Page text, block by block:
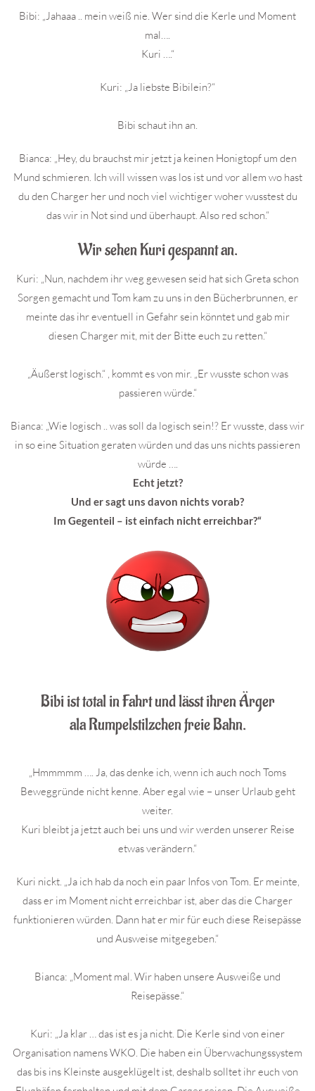
Bibi: „Jahaaa .. mein weiß nie. Wer sind die Kerle und Moment
mal….
Kuri ….“
Kuri: „Ja liebste Bibilein?“
Bibi schaut ihn an.
Bianca: „Hey, du brauchst mir jetzt ja keinen Honigtopf um den
Mund schmieren. Ich will wissen was los ist und vor allem wo hast
du den Charger her und noch viel wichtiger woher wusstest du
das wir in Not sind und überhaupt. Also red schon.“
Wir sehen Kuri gespannt an.
Kuri: „Nun, nachdem ihr weg gewesen seid hat sich Greta schon
Sorgen gemacht und Tom kam zu uns in den Bücherbrunnen, er
meinte das ihr eventuell in Gefahr sein könntet und gab mir
diesen Charger mit, mit der Bitte euch zu retten.“
„Äußerst logisch.“ , kommt es von mir. „Er wusste schon was
passieren würde.“
Bianca: „Wie logisch .. was soll da logisch sein!? Er wusste, dass wir
in so eine Situation geraten würden und das uns nichts passieren
würde ….
Echt jetzt?
Und er sagt uns davon nichts vorab?
Im Gegenteil – ist einfach nicht erreichbar?“
Bibi ist total in Fahrt und lässt ihren Ärger
ala Rumpelstilzchen freie Bahn.
„Hmmmmm …. Ja, das denke ich, wenn ich auch noch Toms
Beweggründe nicht kenne. Aber egal wie – unser Urlaub geht
weiter.
Kuri bleibt ja jetzt auch bei uns und wir werden unserer Reise
etwas verändern.“
Kuri nickt. „Ja ich hab da noch ein paar Infos von Tom. Er meinte,
dass er im Moment nicht erreichbar ist, aber das die Charger
funktionieren würden. Dann hat er mir für euch diese Reisepässe
und Ausweise mitgegeben.“
Bianca: „Moment mal. Wir haben unsere Ausweiße und
Reisepässe.“
Kuri: „Ja klar … das ist es ja nicht. Die Kerle sind von einer
Organisation namens WKO. Die haben ein Überwachungssystem
das bis ins Kleinste ausgeklügelt ist, deshalb solltet ihr euch von